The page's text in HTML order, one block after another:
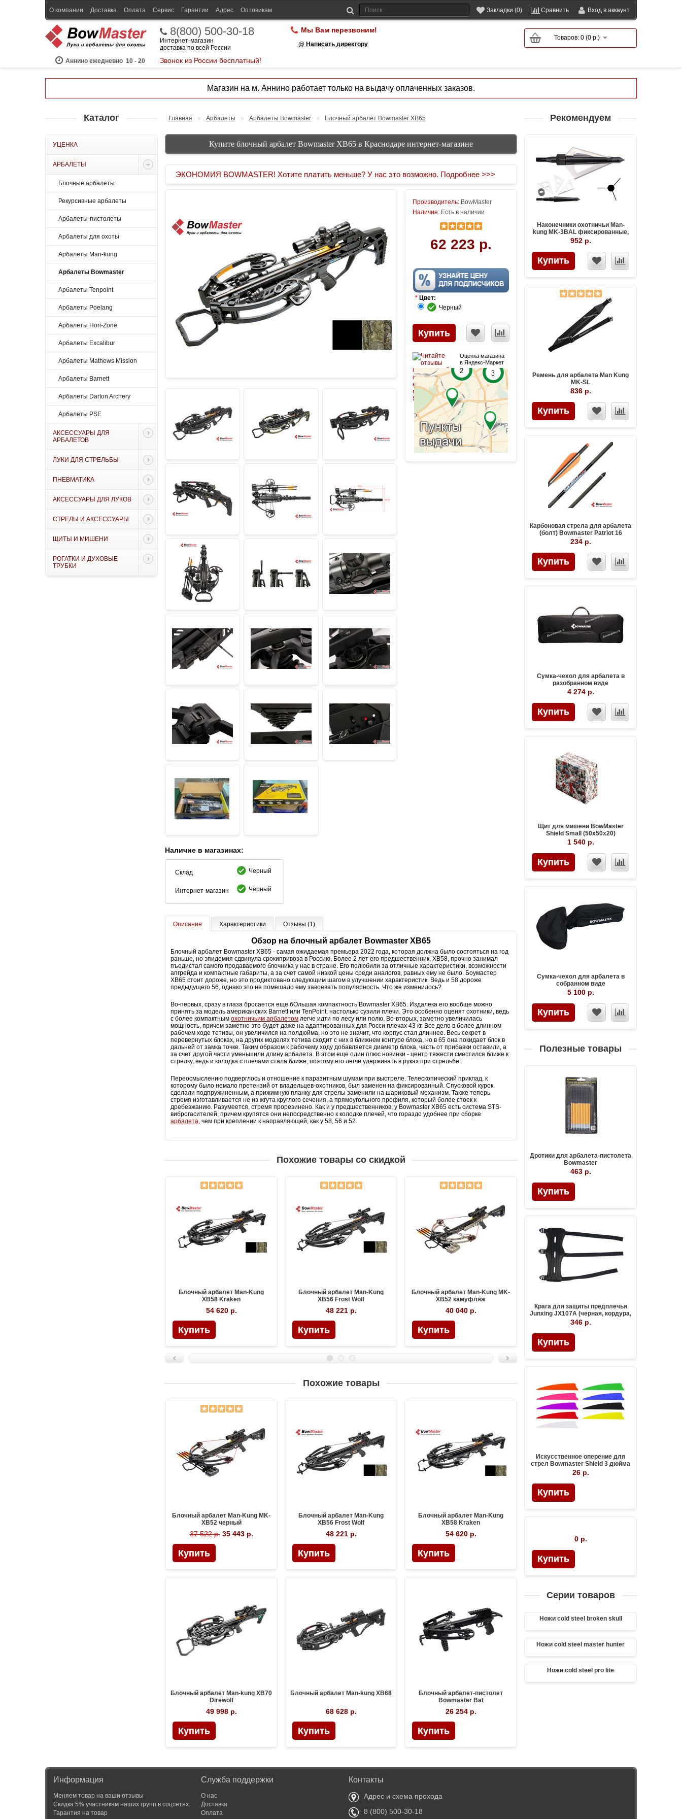
Закладки (0) Сравнить Вход в аккаунт
О компании Доставка Оплата Сервис Гарантии Адрес Оптовикам
Аннино ежедневно 10 - 20
8(800) 500-30-18
Интернет-магазин
доставка по всей России
Звонок из России бесплатный!
Мы Вам перезвоним!
@ Написать директору
Товаров: 0 (0 р.)
Магазин на м. Аннино работает только на выдачу оплаченных заказов.
Каталог
УЦЕНКА
АРБАЛЕТЫ
Блочные арбалеты
Рекурсивные арбалеты
Арбалеты-пистолеты
Арбалеты для охоты
Арбалеты Man-kung
Арбалеты Bowmaster
Арбалеты Tenpoint
Арбалеты Poelang
Арбалеты Hori-Zone
Арбалеты Excalibur
Арбалеты Mathews Mission
Арбалеты Barnett
Арбалеты Darton Archery
Арбалеты PSE
АКСЕССУАРЫ ДЛЯ
АРБАЛЕТОВ
ЛУКИ ДЛЯ СТРЕЛЬБЫ
ПНЕВМАТИКА
АКСЕССУАРЫ ДЛЯ ЛУКОВ
СТРЕЛЫ И АКСЕССУАРЫ
ЩИТЫ И МИШЕНИ
РОГАТКИ И ДУХОВЫЕ
ТРУБКИ
Рекомендуем
Наконечники охотничьи Man-
kung MK-3BAL фиксированные,
100 гран, 3 лезвия (3 шт.)
952 р.
Купить
Ремень для арбалета Man Kung
MK-SL
836 р.
Купить
Карбоновая стрела для арбалета
(болт) Bowmaster Patriot 16
дюймов
234 р.
Купить
Сумка-чехол для арбалета в
разобранном виде
4 274 р.
Купить
Щит для мишени BowMaster
Shield Small (50х50x20)
1 540 р.
Купить
Сумка-чехол для арбалета в
собранном виде
5 100 р.
Купить
Полезные товары
Дротики для арбалета-пистолета
Bowmaster
463 р.
Купить
Крага для защиты предплечья
Junxing JX107A (черная, кордура,
3 липучки)
346 р.
Купить
Искусственное оперение для
стрел Bowmaster Shield 3 дюйма
26 р.
Купить
0 р.
Купить
Серии товаров
Ножи cold steel broken skull
Ножи cold steel master hunter
Ножи cold steel pro lite
Главная » Арбалеты » Арбалеты Bowmaster » Блочный арбалет Bowmaster XB65
Купите блочный арбалет Bowmaster XB65 в Краснодаре интернет-магазине
ЭКОНОМИЯ BOWMASTER! Хотите платить меньше? У нас это возможно. Подробнее >>>
Наличие в магазинах:
Склад Черный
Интернет-магазин Черный
Производитель: BowMaster
Наличие: Есть в наличии
62 223 р.
* Цвет:
Черный
Оценка магазина
в Яндекс-Маркет
Описание Характеристики Отзывы (1)
Обзор на блочный арбалет Bowmaster XB65
Блочный арбалет Bowmaster XB65 - самая ожидаемая премьера 2022 года, которая должна было состояться на год
раньше, но эпидемия сдвинула срокипривоза в Россию. Более 2 лет его предшественник, XB58, прочно занимал
пъедистал самого продаваемого блочника у нас в стране. Его полюбили за отличные характеристики, возможности
апгрейда и компактные габариты, а за счет самой низкой цены среди аналогов, равных ему не было. Боумастер
ХВ65 стоит дороже, но это продиктовано следующим шагом в улучшении характеристик. Ведь и 58 дороже
предыдущего 56, однако это не помешало ему завоевать популярность. Что же изменилось?
Во-первых, сразу в глаза бросается еще бОльшая компактность Bowmaster XB65. Издалека его вообще можно
принять за модель американских Barnett или TenPoint, настолько сузили плечи. Это особенно оценят охотники, ведь
с более компактным охотничьим арбалетом легче идти по лесу или полю. Во-вторых, заметно увеличилась
мощность, причем заметно это будет даже на адаптированных для Росси плечах 43 кг. Все дело в более длинном
рабочем ходе тетивы, он увеличился на полдюйма, но это не значит, что корпус стал длиннее. Весь секрет в
перевернутых блоках, на других моделях тетива сходит с них в ближнем контуре блока, но в 65 она покидает блок в
дальней от замка точке. Таким образом к рабочему ходу добавляется диаметр блока, часть от прибавки оставили, а
за счет другой части уменьшили длину арбалета. В этом еще один плюс новинки - центр тяжести сместился ближе к
стрелку, ведь и колодка с плечами стала ближе, поэтому его легче удерживать в руках при стрельбе.
Переосмыслению подверглось и отношение к паразитным шумам при выстреле. Телескопический приклад, к
которому было немало претензий от владельцев-охотников, был заменен на фиксированный. Спусковой курок
сделали подпружиненным, а прижимную планку для стрелы заменили на шариковый механизм. Также теперь
стремя изготавливается не из жгута круглого сечения, а прямоугольного профиля, который более стоек к
дребезжанию. Разумеется, стремя прорезинено. Как и у предшественников, у Bowmaster XB65 есть система STS-
виброгасителей, причем крупятся они непосредственно к колодке плечей, что гораздо удобнее при сборке
арбалета, чем при креплении к направляющей, как у 58, 56 и 52.
Похожие товары со скидкой
Блочный арбалет Man-Kung
XB58 Kraken
54 620 р.
Блочный арбалет Man-Kung
XB56 Frost Wolf
48 221 р.
Блочный арбалет Man-Kung MK-
XB52 камуфляж
40 040 р. 36 036 р.
Похожие товары
Блочный арбалет Man-Kung MK-
XB52 черный
37 522 р. 35 443 р.
Блочный арбалет Man-Kung
XB56 Frost Wolf
48 221 р.
Блочный арбалет Man-Kung
XB58 Kraken
54 620 р.
Блочный арбалет Man-kung XB70
Direwolf
49 998 р.
Блочный арбалет Man-kung XB68
68 628 р.
Блочный арбалет-пистолет
Bowmaster Bat
26 254 р.
Информация
Меняем товар на ваши отзывы
Скидка 5% участникам наших групп в соцсетях
Гарантия на товар
Служба поддержки
О нас
Доставка
Оплата
Контакты
Адрес и схема прохода
8 (800) 500-30-18